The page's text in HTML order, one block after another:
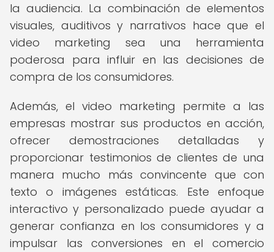
la audiencia. La combinación de elementos
visuales, auditivos y narrativos hace que el
video marketing sea una herramienta
poderosa para influir en las decisiones de
compra de los consumidores.
Además, el video marketing permite a las
empresas mostrar sus productos en acción,
ofrecer demostraciones detalladas y
proporcionar testimonios de clientes de una
manera mucho más convincente que con
texto o imágenes estáticas. Este enfoque
interactivo y personalizado puede ayudar a
generar confianza en los consumidores y a
impulsar las conversiones en el comercio